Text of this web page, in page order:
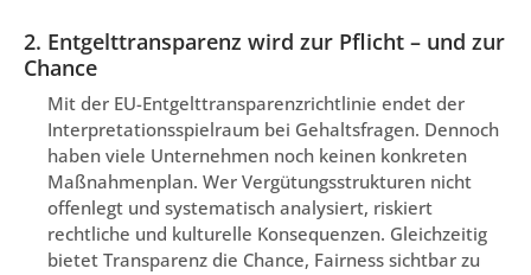
2. Entgelttransparenz wird zur Pflicht – und zur
Chance
Mit der EU-Entgelttransparenzrichtlinie endet der
Interpretationsspielraum bei Gehaltsfragen. Dennoch
haben viele Unternehmen noch keinen konkreten
Maßnahmenplan. Wer Vergütungsstrukturen nicht
offenlegt und systematisch analysiert, riskiert
rechtliche und kulturelle Konsequenzen. Gleichzeitig
bietet Transparenz die Chance, Fairness sichtbar zu